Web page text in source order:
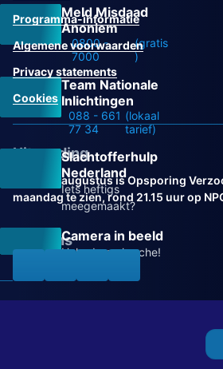
Meld Misdaad
Anoniem
0800 -
7000
(gratis
)
Team Nationale
Inlichtingen
088 - 661
77 34
(lokaal
tarief)
Slachtofferhulp
Nederland
Iets heftigs
meegemaakt?
Camera in beeld
Help de recherche!
Programma-informatie
Algemene voorwaarden
Privacy statements
Cookies
Uitzending
Vanaf 31 augustus is Opsporing
maandag te zien, rond 21.15 uur op
Volg ons